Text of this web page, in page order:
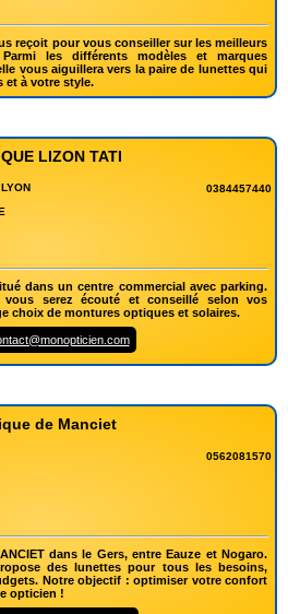
reçoit pour vous conseiller sur les meilleurs
les différents modèles et marques
vous aiguillera vers la paire de lunettes qui
et à votre style.
LIZON TATI
0384457440
dans un centre commercial avec parking.
serez écouté et conseillé selon vos
choix de montures optiques et solaires.
de Manciet
0562081570
dans le Gers, entre Eauze et Nogaro.
des lunettes pour tous les besoins,
Notre objectif : optimiser votre confort
opticien !